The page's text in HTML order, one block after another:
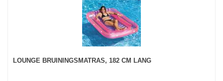
LOUNGE BRUININGSMATRAS, 182 CM LANG